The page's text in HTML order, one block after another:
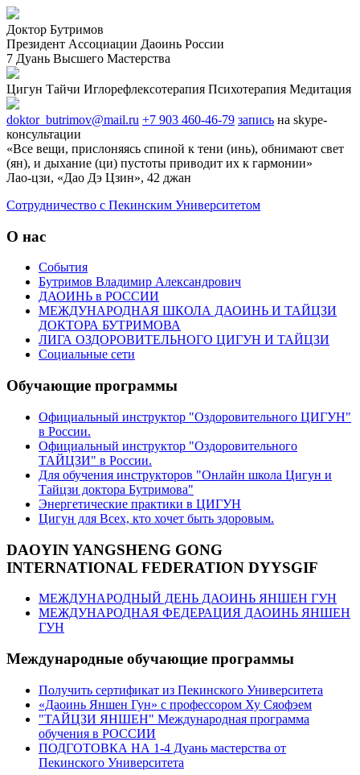
Доктор Бутримов
Президент Ассоциации Даоинь России
7 Дуань Высшего Мастерства
Цигун Тайчи Иглорефлексотерапия Психотерапия Медитация
doktor_butrimov@mail.ru +7 903 460-46-79 запись на skype-
консультации
«Все вещи, прислоняясь спиной к тени (инь), обнимают свет
(ян), и дыхание (ци) пустоты приводит их к гармонии»
Лао-цзи, «Дао Дэ Цзин», 42 джан
Cотрудничество с Пекинским Университетом
О нас
События
Бутримов Владимир Александрович
ДАОИНЬ в РОССИИ
МЕЖДУНАРОДНАЯ ШКОЛА ДАОИНЬ И ТАЙЦЗИ
ДОКТОРА БУТРИМОВА
ЛИГА ОЗДОРОВИТЕЛЬНОГО ЦИГУН И ТАЙЦЗИ
Социальные сети
Обучающие программы
Официальный инструктор "Оздоровительного ЦИГУН"
в России.
Официальный инструктор "Оздоровительного
ТАЙЦЗИ" в России.
Для обучения инструкторов "Онлайн школа Цигун и
Тайцзи доктора Бутримова"
Энергетические практики в ЦИГУН
Цигун для Всех, кто хочет быть здоровым.
DAOYIN YANGSHENG GONG
INTERNATIONAL FEDERATION DYYSGIF
МЕЖДУНАРОДНЫЙ ДЕНЬ ДАОИНЬ ЯНШЕН ГУН
МЕЖДУНАРОДНАЯ ФЕДЕРАЦИЯ ДАОИНЬ ЯНШЕН
ГУН
Международные обучающие программы
Получить сертификат из Пекинского Университета
«Даоинь Яншен Гун» с профессором Ху Сяофэем
"ТАЙЦЗИ ЯНШЕН" Международная программа
обучения в РОССИИ
ПОДГОТОВКА НА 1-4 Дуань мастерства от
Пекинского Университета